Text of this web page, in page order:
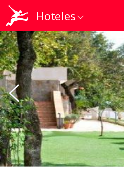
Hoteles